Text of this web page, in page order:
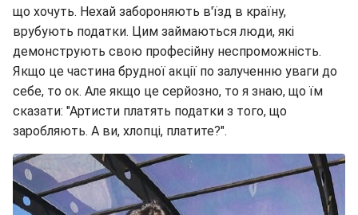
що хочуть. Нехай забороняють в'їзд в країну,
врубують податки. Цим займаються люди, які
демонструють свою професійну неспроможність.
Якщо це частина брудної акції по залученню уваги до
себе, то ок. Але якщо це серйозно, то я знаю, що їм
сказати: "Артисти платять податки з того, що
заробляють. А ви, хлопці, платите?".